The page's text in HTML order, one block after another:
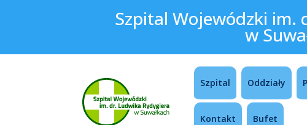
Szpital Wojewódzki im.
w
Szpital Oddziały
Kontakt Bufet